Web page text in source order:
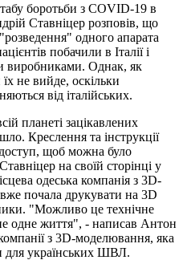
боротьби з COVID-19 в
Ставніцер розповів, що
одного апарата
побачили в Італії і
виробниками. Однак, як
не вийде, оскільки
від італійських.
планеті зацікавлених
Креслення та інструкції
щоб можна було
на своїй сторінці у
одеська компанія з 3D-
почала друкувати на 3D
"Можливо це технічне
одне життя", - написав Антон
з 3D-моделювання, яка
для українських ШВЛ.